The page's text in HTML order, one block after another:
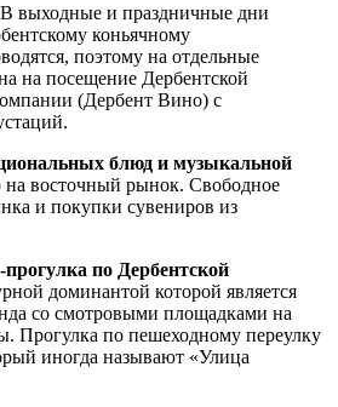
и праздничные дни
коньячному
поэтому на отдельные
на посещение Дербентской
(Дербент Вино) с
блюд и музыкальной
на восточный рынок. Свободное
и покупки сувениров из
по Дербентской
доминантой которой является
со смотровыми площадками на
Прогулка по пешеходному переулку
иногда называют «Улица